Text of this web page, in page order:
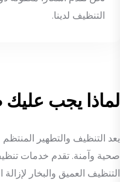
التنظيف لدينا.
لماذا يجب عليك
يعد التنظيف والتطهير
صحية وآمنة. تقدم خدمات
التنظيف العميق والبخار